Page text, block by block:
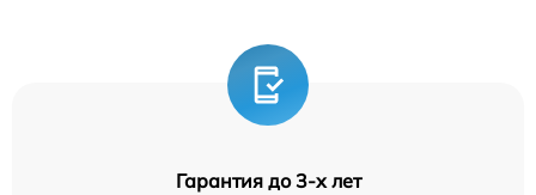
Гарантия до 3-х лет